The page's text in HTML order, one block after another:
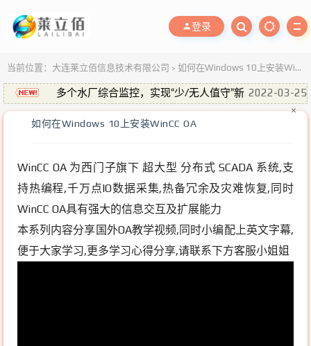
登录
当前位置： 大连莱立佰信息技术有限公司 > 如何在Windows 10上安装WinCC OA
2022-03-25
多个水厂综合监控，实现“少/无人值守”新
模式！
实时视频监控解决方案，Really？
原生APP)
2026-07-02
长输管线水锤监测系统
×
如何在Windows 10上安装WinCC OA
WinCC OA 为西门子旗下 超大型 分布式 SCADA 系统,支
持热编程,千万点IO数据采集,热备冗余及灾难恢复,同时
WinCC OA具有强大的信息交互及扩展能力
本系列内容分享国外OA教学视频,同时小编配上英文字幕,
便于大家学习,更多学习心得分享,请联系下方客服小姐姐